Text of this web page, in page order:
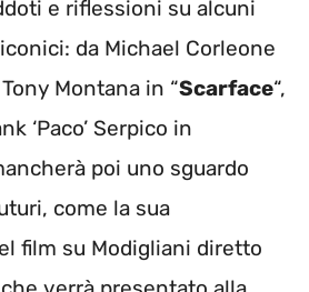
e riflessioni su alcuni
da Michael Corleone
Tony Montana in “Scarface“,
‘Paco’ Serpico in
poi uno sguardo
come la sua
film su Modigliani diretto